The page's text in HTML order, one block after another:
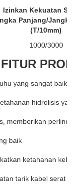
Izinkan Kekuatan
Panjang/Jangka
(T/10mm)
1000/3000
FITUR
yang sangat baik
hidrolisis
memberikan
baik
ketahanan
tarik kabel serat